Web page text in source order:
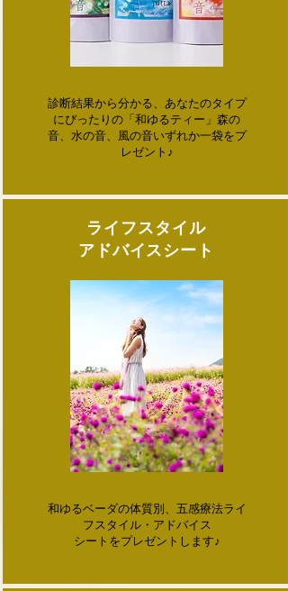
診断結果から分かる、あなたのタイプ
にぴったりの「和ゆるティー」森の
音、水の音、風の音いずれか一袋をプ
レゼント♪
ライフスタイル
アドバイスシート
和ゆるベーダの体質別、五感療法ライ
フスタイル・アドバイス
シートをプレゼントします♪